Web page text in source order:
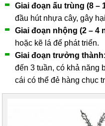
Giai đoạn ấu trùng (8 –
đầu hút nhựa cây, gây
Giai đoạn nhộng (2 – 4
hoặc kẽ lá để phát triển.
Giai đoạn trưởng thành
đến 3 tuần, có khả năng
cái có thể đẻ hàng chục